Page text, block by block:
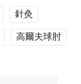
針灸
高爾夫球肘